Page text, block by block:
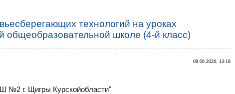
технологий на уроках
общеобразовательной школе (4-й класс)
08.06.2026, 13:18
г. Щигры Курскойобласти"